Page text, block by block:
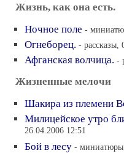
Жизнь, как она есть.
Ночное поле -
Огнеборец. - рассказы,
Афганская волчица. -
Жизненные мелочи
Шакира из племени
Милицейское утро
26.04.2006 12:51
Бой в лесу -